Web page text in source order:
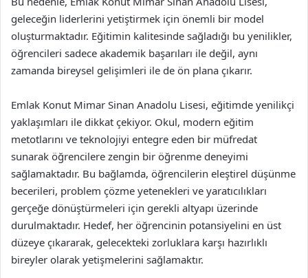
geleceğin liderlerini yetiştirmek için önemli bir model
oluşturmaktadır. Eğitimin kalitesinde sağladığı bu yenilikler,
öğrencileri sadece akademik başarıları ile değil, aynı
zamanda bireysel gelişimleri ile de ön plana çıkarır.
Emlak Konut Mimar Sinan Anadolu Lisesi, eğitimde yenilikçi
yaklaşımları ile dikkat çekiyor. Okul, modern eğitim
metotlarını ve teknolojiyi entegre eden bir müfredat
sunarak öğrencilere zengin bir öğrenme deneyimi
sağlamaktadır. Bu bağlamda, öğrencilerin eleştirel düşünme
becerileri, problem çözme yetenekleri ve yaratıcılıkları
gerçeğe dönüştürmeleri için gerekli altyapı üzerinde
durulmaktadır. Hedef, her öğrencinin potansiyelini en üst
düzeye çıkararak, gelecekteki zorluklara karşı hazırlıklı
bireyler olarak yetişmelerini sağlamaktır.